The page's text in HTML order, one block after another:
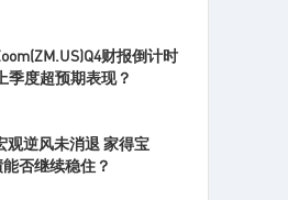
财报倒计时
季度超预期表现？
观逆风未消退 家得宝
否继续稳住？